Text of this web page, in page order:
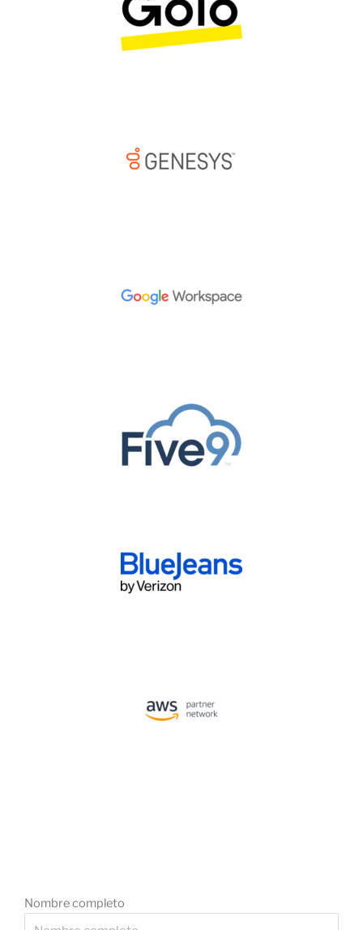
Nombre completo